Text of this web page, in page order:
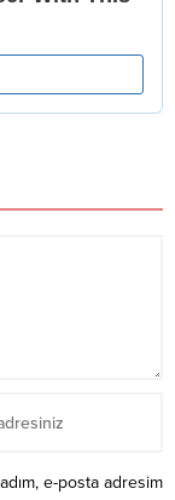
e-posta adresim